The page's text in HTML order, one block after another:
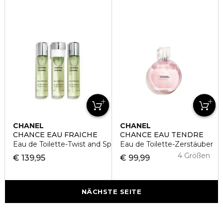
CHANEL
CHANCE EAU FRAICHE
Eau de Toilette-Twist and Spray Nachfüllung
€ 139,95
CHANEL
CHANCE EAU TENDRE
Eau de Toilette-Zerstäuber
€ 99,99 4 Größen
NÄCHSTE SEITE